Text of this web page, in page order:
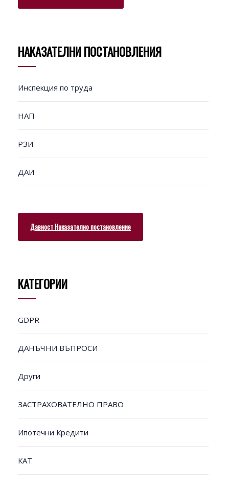
НАКАЗАТЕЛНИ ПОСТАНОВЛЕНИЯ
Инспекция по труда
НАП
РЗИ
ДАИ
Давност Наказателно постановление
КАТЕГОРИИ
GDPR
ДАНЪЧНИ ВЪПРОСИ
Други
ЗАСТРАХОВАТЕЛНО ПРАВО
Ипотечни Кредити
КАТ